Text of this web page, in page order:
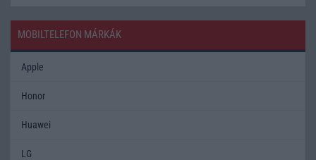
MOBILTELEFON MÁRKÁK
Apple
Honor
Huawei
LG